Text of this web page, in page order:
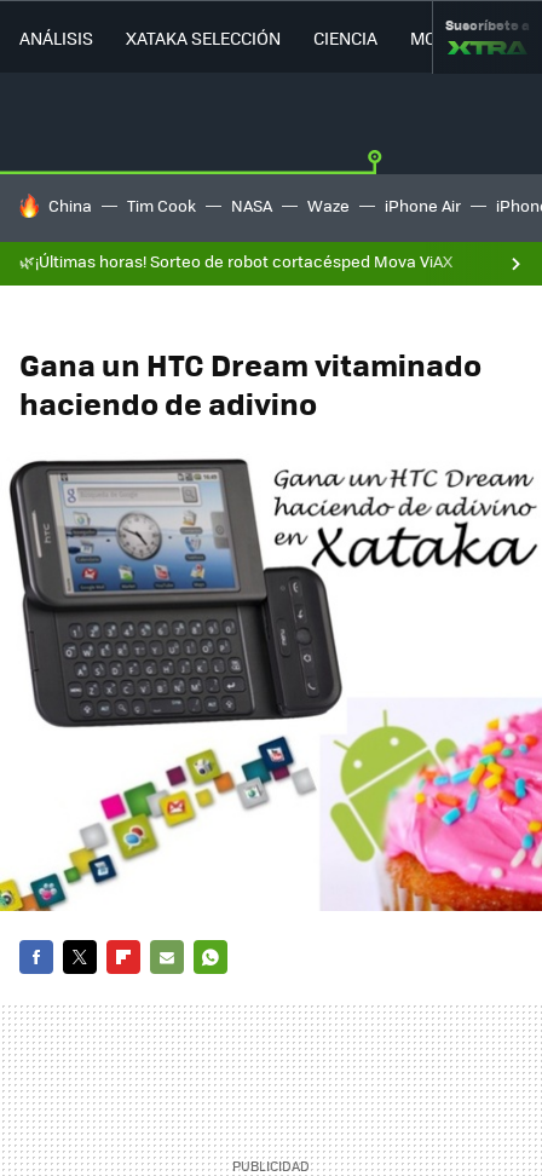
ANÁLISIS XATAKA SELECCIÓN CIENCIA MOVILIDAD
Suscríbete a
HOY SE HABLA DE
China Tim Cook NASA Waze iPhone Air
🌿¡Últimas horas! Sorteo de robot cortacésped Mova ViAX
Gana un HTC Dream vitaminado
haciendo de adivino
MAIL